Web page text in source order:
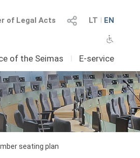
LT I EN
of Legal Acts
of the Seimas I E-service
seating plan